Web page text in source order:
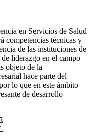
en Servicios de Salud
competencias técnicas y
de las instituciones de
liderazgo en el campo
objeto de la
hace parte del
lo que en este ámbito
de desarrollo